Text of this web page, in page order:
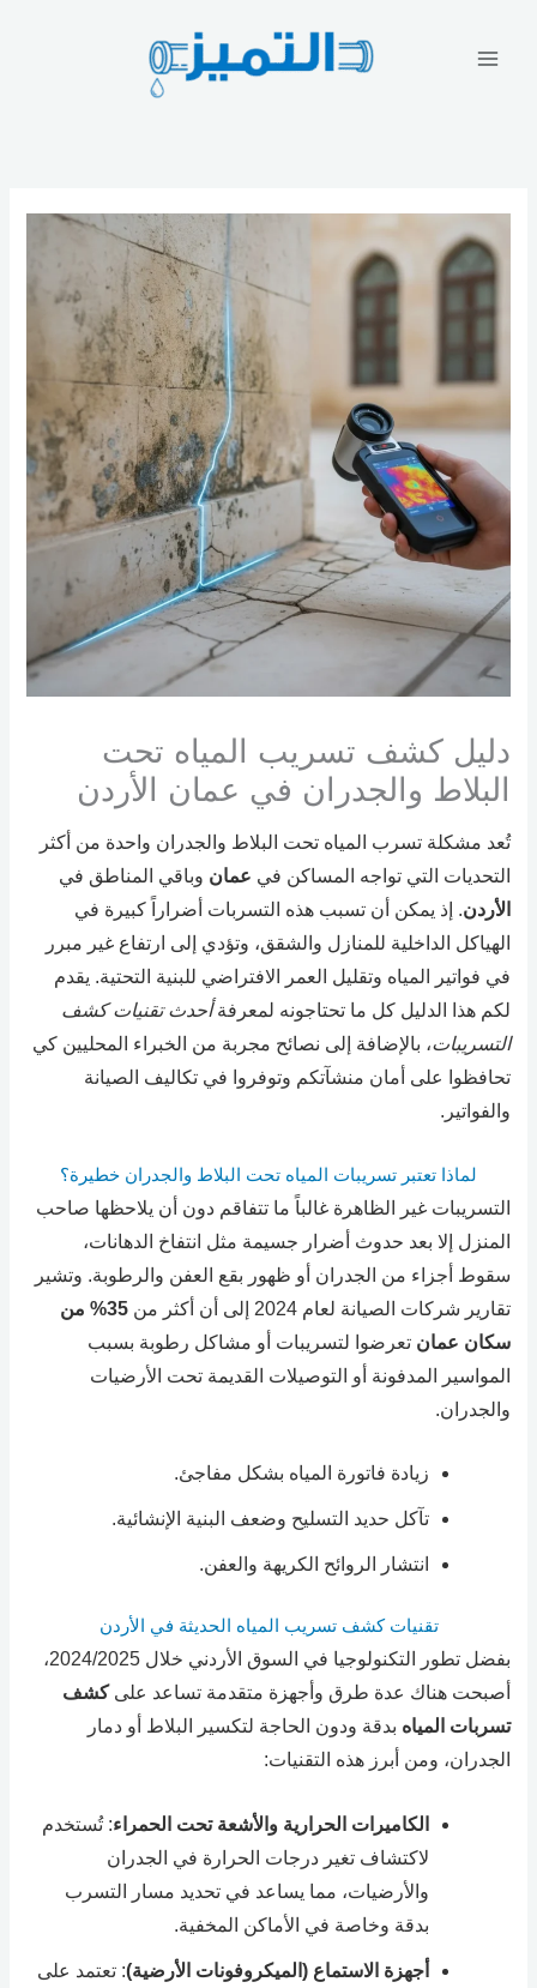
دليل كشف تسريب المياه تحت
البلاط والجدران في عمان الأردن
تُعد مشكلة تسرب المياه تحت البلاط والجدران واحدة من أكثر
التحديات التي تواجه المساكن في عمان وباقي المناطق في
الأردن. إذ يمكن أن تسبب هذه التسربات أضراراً كبيرة في
الهياكل الداخلية للمنازل والشقق، وتؤدي إلى ارتفاع غير مبرر
في فواتير المياه وتقليل العمر الافتراضي للبنية التحتية. يقدم
لكم هذا الدليل كل ما تحتاجونه لمعرفةأحدث تقنيات كشف
التسريبات، بالإضافة إلى نصائح مجربة من الخبراء المحليين كي
تحافظوا على أمان منشآتكم وتوفروا في تكاليف الصيانة
والفواتير.
لماذا تعتبر تسريبات المياه تحت البلاط والجدران خطيرة؟
التسريبات غير الظاهرة غالباً ما تتفاقم دون أن يلاحظها صاحب
المنزل إلا بعد حدوث أضرار جسيمة مثل انتفاخ الدهانات،
سقوط أجزاء من الجدران أو ظهور بقع العفن والرطوبة. وتشير
تقارير شركات الصيانة لعام 2024 إلى أن أكثر من
35% من
سكان عمان تعرضوا لتسريبات أو مشاكل رطوبة بسبب
المواسير المدفونة أو التوصيلات القديمة تحت الأرضيات
والجدران.
زيادة فاتورة المياه بشكل مفاجئ.
تآكل حديد التسليح وضعف البنية الإنشائية.
انتشار الروائح الكريهة والعفن.
تقنيات كشف تسريب المياه الحديثة في الأردن
بفضل تطور التكنولوجيا في السوق الأردني خلال 2024/2025،
أصبحت هناك عدة طرق وأجهزة متقدمة تساعد علىكشف
تسربات المياه بدقة ودون الحاجة لتكسير البلاط أو دمار
الجدران، ومن أبرز هذه التقنيات:
الكاميرات الحرارية والأشعة تحت الحمراء: تُستخدم
لاكتشاف تغير درجات الحرارة في الجدران
والأرضيات، مما يساعد في تحديد مسار التسرب
بدقة وخاصة في الأماكن المخفية.
أجهزة الاستماع (الميكروفونات الأرضية): تعتمد على